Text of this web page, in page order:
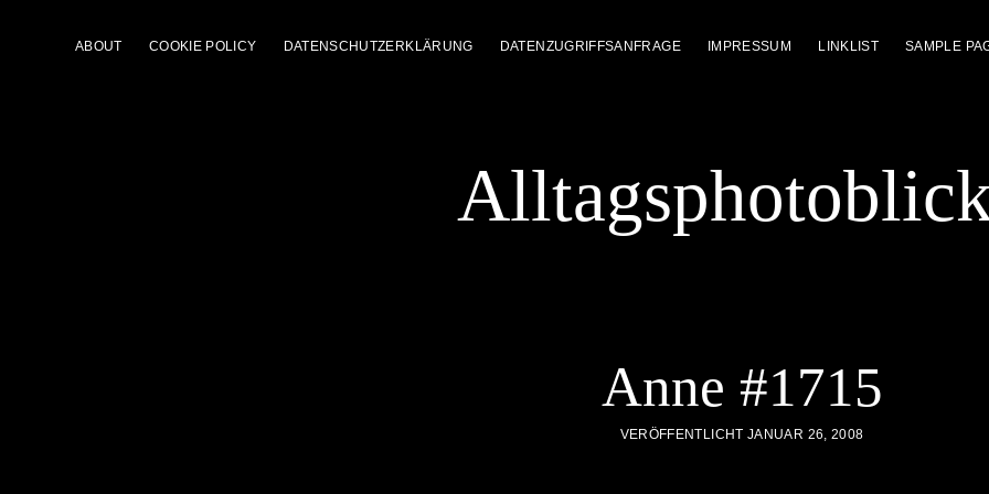
ABOUT COOKIE POLICY DATENSCHUTZERKLÄRUNG DATENZUGRIFFSANFRAGE IMPRESSUM LINKLIST SAMPLE
Anne #1715
VERÖFFENTLICHT JANUAR 26, 2008